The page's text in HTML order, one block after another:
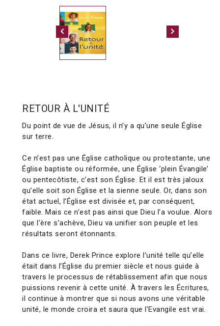
RETOUR À L'UNITÉ
Du point de vue de Jésus, il n’y a qu’une seule Église
sur terre.
Ce n’est pas une Église catholique ou protestante, une
Église baptiste ou réformée, une Église ‘plein Évangile’
ou pentecôtiste, c’est son Église. Et il est très jaloux
qu’elle soit son Église et la sienne seule. Or, dans son
état actuel, l’Église est divisée et, par conséquent,
faible. Mais ce n’est pas ainsi que Dieu l’a voulue. Alors
que l’ère s’achève, Dieu va unifier son peuple et les
résultats seront étonnants.
Dans ce livre, Derek Prince explore l’unité telle qu’elle
était dans l’Église du premier siècle et nous guide à
travers le processus de rétablissement afin que nous
puissions revenir à cette unité. À travers les Écritures,
il continue à montrer que si nous avons une véritable
unité, le monde croira et saura que l’Evangile est vrai.